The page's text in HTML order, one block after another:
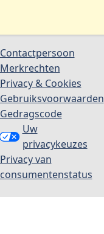
Contactpersoon
Merkrechten
Privacy & Cookies
Gebruiksvoorwaarden
Gedragscode
Uw
privacykeuzes
Privacy van
consumentenstatus